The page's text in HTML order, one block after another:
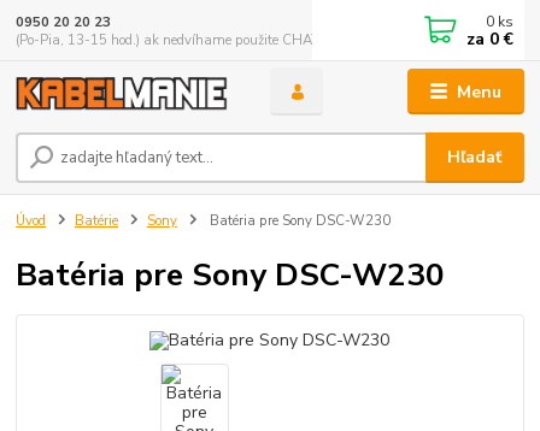
Menu
Hľadať
0950 20 20 23
(Po-Pia, 13-15 hod.) ak nedvíhame použite CHATBOX
0 ks
za 0 €
Úvod Batérie Sony Batéria pre Sony DSC-W230
Batéria pre Sony DSC-W230